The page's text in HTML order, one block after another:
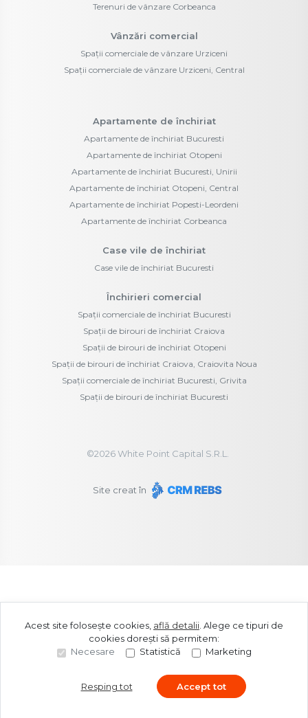
Terenuri de vânzare Corbeanca
Vânzări comercial
Spații comerciale de vânzare Urziceni
Spații comerciale de vânzare Urziceni, Central
Apartamente de închiriat
Apartamente de închiriat Bucuresti
Apartamente de închiriat Otopeni
Apartamente de închiriat Bucuresti, Unirii
Apartamente de închiriat Otopeni, Central
Apartamente de închiriat Popesti-Leordeni
Apartamente de închiriat Corbeanca
Case vile de închiriat
Case vile de închiriat Bucuresti
Închirieri comercial
Spații comerciale de închiriat Bucuresti
Spații de birouri de închiriat Craiova
Spații de birouri de închiriat Otopeni
Spații de birouri de închiriat Craiova, Craiovita Noua
Spații comerciale de închiriat Bucuresti, Grivita
Spații de birouri de închiriat Bucuresti
©2026White Point Capital S.R.L.
Site creat în
Acest site folosește cookies, află detalii Alege ce tipuri de
cookies dorești să permitem:
Necesare
Statistică Marketing
Resping tot Accept tot